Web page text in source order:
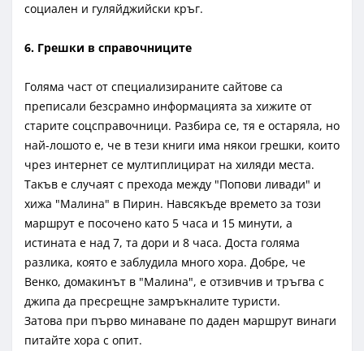
социален и гуляйджийски кръг.
6. Грешки в справочниците
Голяма част от специализираните сайтове са
преписали безсрамно информацията за хижите от
старите соцсправочници. Разбира се, тя е остаряла, но
най-лошото е, че в тези книги има някои грешки, които
чрез интернет се мултиплицират на хиляди места.
Такъв е случаят с прехода между "Попови ливади" и
хижа "Малина" в Пирин. Навсякъде времето за този
маршрут е посочено като 5 часа и 15 минути, а
истината е над 7, та дори и 8 часа. Доста голяма
разлика, която е заблудила много хора. Добре, че
Венко, домакинът в "Малина", е отзивчив и тръгва с
джипа да пресрещне замръкналите туристи.
Затова при първо минаване по даден маршрут винаги
питайте хора с опит.